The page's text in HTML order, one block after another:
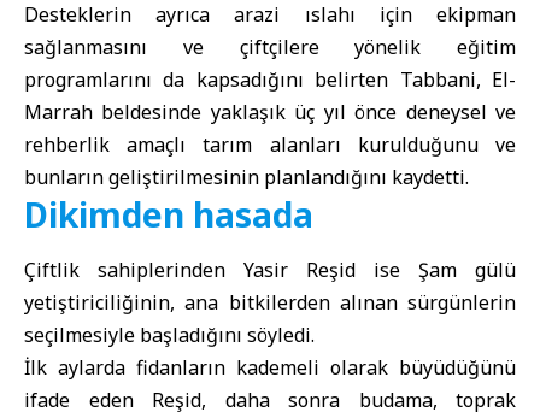
Desteklerin ayrıca arazi ıslahı için ekipman
sağlanmasını ve çiftçilere yönelik eğitim
programlarını da kapsadığını belirten Tabbani, El-
Marrah beldesinde yaklaşık üç yıl önce deneysel ve
rehberlik amaçlı tarım alanları kurulduğunu ve
bunların geliştirilmesinin planlandığını kaydetti.
Dikimden hasada
Çiftlik sahiplerinden Yasir Reşid ise Şam gülü
yetiştiriciliğinin, ana bitkilerden alınan sürgünlerin
seçilmesiyle başladığını söyledi.
İlk aylarda fidanların kademeli olarak büyüdüğünü
ifade eden Reşid, daha sonra budama, toprak